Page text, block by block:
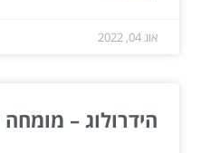
אוג 04, 2022
הידרולוג –